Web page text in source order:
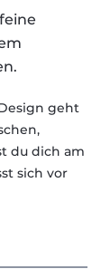
geht
du dich am
sich vor